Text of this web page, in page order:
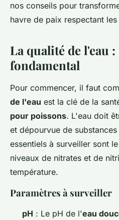
nos conseils pour
havre de paix respectant
La qualité de l'eau
fondamental
Pour commencer, il faut
de l'eau est la clé de la
pour poissons. L'eau doit
et dépourvue de
essentiels à surveiller sont
niveaux de nitrates et de
température.
Paramètres à surveiller
pH : Le pH de l'eau